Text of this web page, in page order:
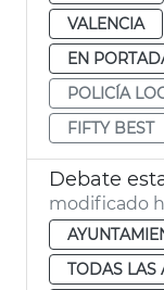
VALENCIA
EN
POLICÍA
FIFTY BEST
modificado
TODAS LAS